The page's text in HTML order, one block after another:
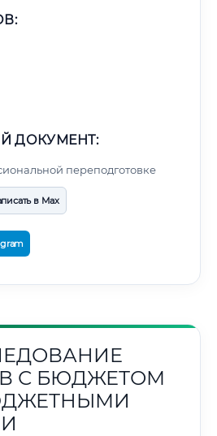
ДОКУМЕНТ:
переподготовке
в Max
С БЮДЖЕТОМ